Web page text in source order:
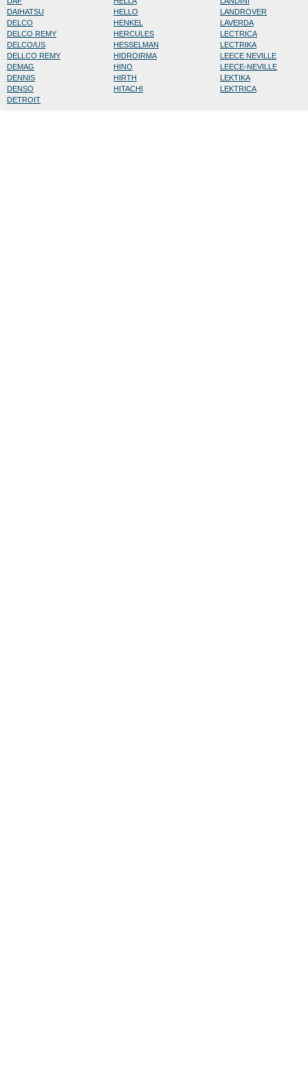
DAIHATSU
DELCO
DELCO REMY
DELCO/US
DELLCO REMY
DEMAG
DENNIS
DENSO
DETROIT
HELLO
HENKEL
HERCULES
HESSELMAN
HIDROIRMA
HINO
HIRTH
HITACHI
LANDROVER
LAVERDA
LECTRICA
LECTRIKA
LEECE NEVILLE
LEECE-NEVILLE
LEKTIKA
LEKTRICA